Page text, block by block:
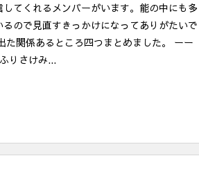
てくれるメンバーがいます。能の中にも多
ので見直すきっかけになってありがたいで
た関係あるところ四つまとめました。 ーー
りさけみ...